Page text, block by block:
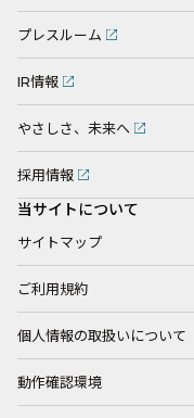
プレスルーム
IR情報
やさしさ、未来へ
採用情報
当サイトについて
サイトマップ
ご利用規約
個人情報の取扱いについて
動作確認環境